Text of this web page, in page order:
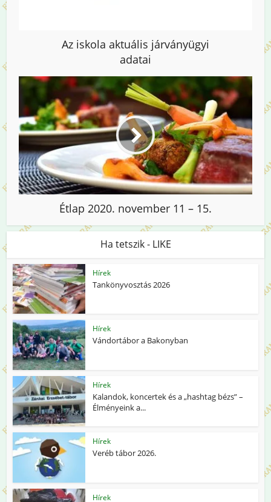
Az iskola aktuális járványügyi
adatai
Étlap 2020. november 11 – 15.
Ha tetszik - LIKE
Hírek
Tankönyvosztás 2026
Hírek
Vándortábor a Bakonyban
Hírek
Kalandok, koncertek és a „hashtag bézs” –
Élményeink a...
Hírek
Veréb tábor 2026.
Hírek